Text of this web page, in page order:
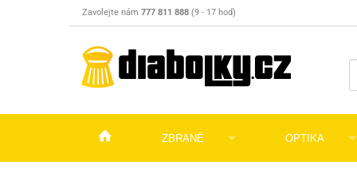
Zavolejte nám 777 811 888 (9 - 17 hod)
ZBRANĚ OPTIKA